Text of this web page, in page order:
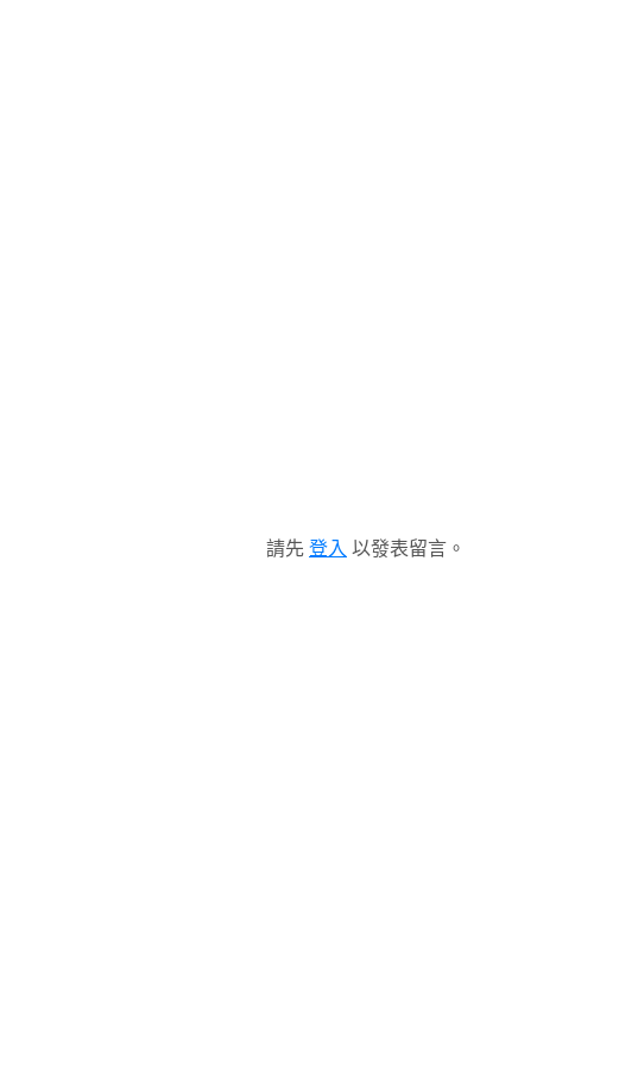
請先 登入 以發表留言。